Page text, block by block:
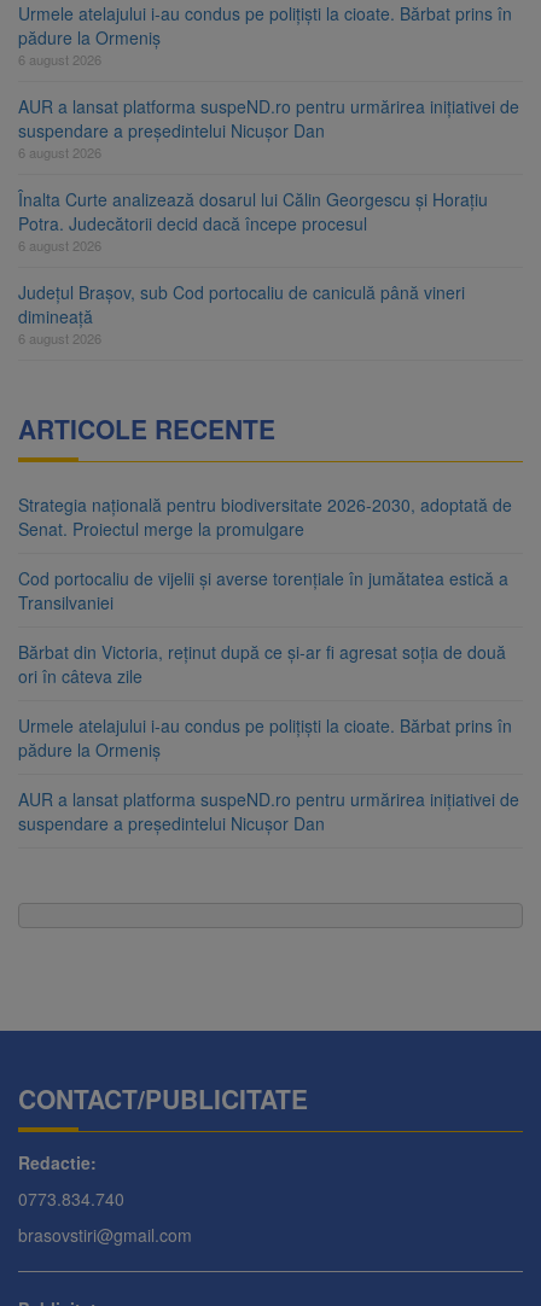
Urmele atelajului i-au condus pe polițiști la cioate. Bărbat prins în
pădure la Ormeniș
6 august 2026
AUR a lansat platforma suspeND.ro pentru urmărirea inițiativei de
suspendare a președintelui Nicușor Dan
6 august 2026
Înalta Curte analizează dosarul lui Călin Georgescu și Horațiu
Potra. Judecătorii decid dacă începe procesul
6 august 2026
Județul Brașov, sub Cod portocaliu de caniculă până vineri
dimineață
6 august 2026
ARTICOLE RECENTE
Strategia națională pentru biodiversitate 2026-2030, adoptată de
Senat. Proiectul merge la promulgare
Cod portocaliu de vijelii și averse torențiale în jumătatea estică a
Transilvaniei
Bărbat din Victoria, reținut după ce și-ar fi agresat soția de două
ori în câteva zile
Urmele atelajului i-au condus pe polițiști la cioate. Bărbat prins în
pădure la Ormeniș
AUR a lansat platforma suspeND.ro pentru urmărirea inițiativei de
suspendare a președintelui Nicușor Dan
CONTACT/PUBLICITATE
Redactie:
0773.834.740
brasovstiri@gmail.com